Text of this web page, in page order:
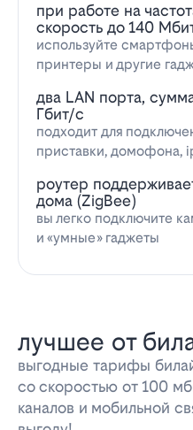
при работе на
скорость до 140
используйте
принтеры и другие
два LAN порта,
Гбит/с
подходит для
приставки, домофона,
роутер
дома (ZigBee)
вы легко подключите
и «умные» гаджеты
лучшее от
выгодные тарифы
со скоростью от 100
каналов и мобильной